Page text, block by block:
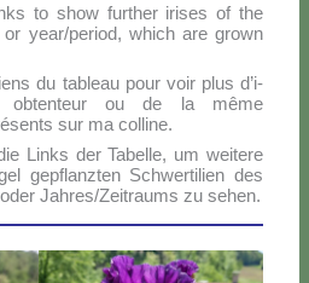
to show fur­ther iri­ses of the
year/period, which are gro­wn
du ta­bleau pour voir plus d’i­
ou de la mê­me
sur ma col­li­ne.
Links der Ta­bel­le, um wei­te­re
ge­p­flanz­ten Sch­wer­ti­lien des
Jahres/Zeitraums zu se­hen.